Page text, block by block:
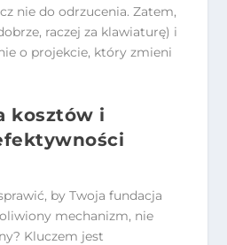
nie do odrzucenia. Zatem,
raczej za klawiaturę) i
o projekcie, który zmieni
kosztów i
by Twoja fundacja
mechanizm, nie
Kluczem jest